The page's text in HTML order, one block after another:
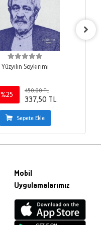
Yüzyılın Soykırımı
%25
450,00 TL
337,50 TL
Sepete Ekle
Mobil
Uygulamalarımız